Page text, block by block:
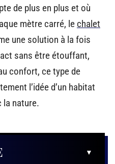
de plus en plus et où
mètre carré, le chalet
une solution à la fois
sans être étouffant,
confort, ce type de
l’idée d’un habitat
la nature.